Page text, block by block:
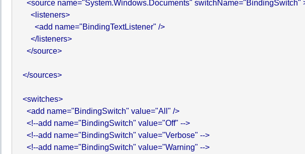
<source name="System.Windows.Documents" switchName="BindingSwitch"
        <listeners>
          <add name="BindingTextListener" />
        </listeners>
      </source>
    </sources>
    <switches>
      <add name="BindingSwitch" value="All" />
      <!--add name="BindingSwitch" value="Off" -->
      <!--add name="BindingSwitch" value="Verbose" -->
      <!--add name="BindingSwitch" value="Warning" -->